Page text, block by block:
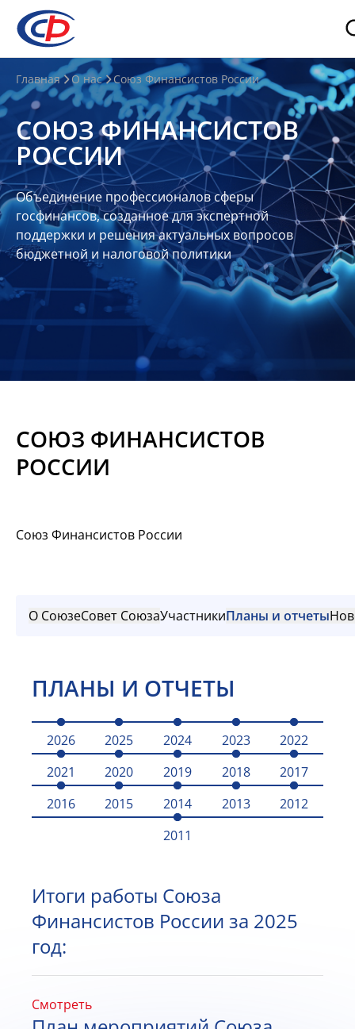
О
нас
О
СФР
Совет
Союза
Участники
Планы
отчеты
Контакты
Материалы
Главная О нас Союз Финансистов России
СОЮЗ ФИНАНСИСТОВ
РОССИИ
Объединение профессионалов сферы
госфинансов, созданное для экспертной
поддержки и решения актуальных вопросов
бюджетной и налоговой политики
СОЮЗ ФИНАНСИСТОВ
РОССИИ
Союз Финансистов России
О СоюзеСовет СоюзаУчастникиПланы и отчеты
ПЛАНЫ И ОТЧЕТЫ
2026 2025 2024 2023
2022
2021
2020 2019 2018
2017
2016
2015 2014 2013
2012
2011
Итоги работы Союза
Финансистов России за 2025
год:
Смотреть